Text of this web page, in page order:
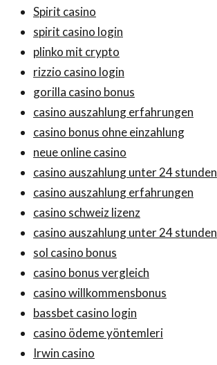
Spirit casino
spirit casino login
plinko mit crypto
rizzio casino login
gorilla casino bonus
casino auszahlung erfahrungen
casino bonus ohne einzahlung
neue online casino
casino auszahlung unter 24 stunden
casino auszahlung erfahrungen
casino schweiz lizenz
casino auszahlung unter 24 stunden
sol casino bonus
casino bonus vergleich
casino willkommensbonus
bassbet casino login
casino ödeme yöntemleri
Irwin casino